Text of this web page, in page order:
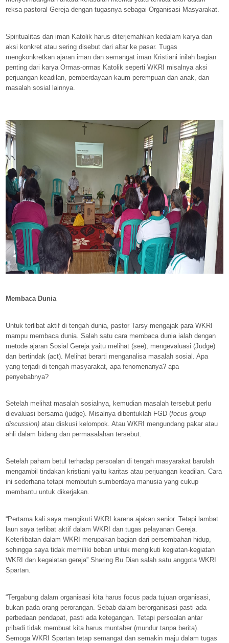
reksa pastoral Gereja dengan tugasnya sebagai Organisasi Masyarakat.
Spiritualitas dan iman Katolik harus diterjemahkan kedalam karya dan
aksi konkret atau sering disebut dari altar ke pasar. Tugas
mengkonkretkan ajaran iman dan semangat iman Kristiani inilah bagian
penting dari karya Ormas-ormas Katolik seperti WKRI misalnya aksi
perjuangan keadilan, pemberdayaan kaum perempuan dan anak, dan
masalah sosial lainnya.
Membaca Dunia
Untuk terlibat aktif di tengah dunia, pastor Tarsy mengajak para WKRI
mampu membaca dunia. Salah satu cara membaca dunia ialah dengan
metode ajaran Sosial Gereja yaitu melihat (see), mengevaluasi (Judge)
dan bertindak (act). Melihat berarti menganalisa masalah sosial. Apa
yang terjadi di tengah masyarakat, apa fenomenanya? apa
penyebabnya?
Setelah melihat masalah sosialnya, kemudian masalah tersebut perlu
dievaluasi bersama (judge). Misalnya dibentuklah FGD (focus group
discussion) atau diskusi kelompok. Atau WKRI mengundang pakar atau
ahli dalam bidang dan permasalahan tersebut.
Setelah paham betul terhadap persoalan di tengah masyarakat barulah
mengambil tindakan kristiani yaitu karitas atau perjuangan keadilan. Cara
ini sederhana tetapi membutuh sumberdaya manusia yang cukup
membantu untuk dikerjakan.
“Pertama kali saya mengikuti WKRI karena ajakan senior. Tetapi lambat
laun saya terlibat aktif dalam WKRI dan tugas pelayanan Gereja.
Keterlibatan dalam WKRI merupakan bagian dari persembahan hidup,
sehingga saya tidak memiliki beban untuk mengikuti kegiatan-kegiatan
WKRI dan kegaiatan gereja” Sharing Bu Dian salah satu anggota WKRI
Spartan.
“Tergabung dalam organisasi kita harus focus pada tujuan organisasi,
bukan pada orang perorangan. Sebab dalam berorganisasi pasti ada
perbedaan pendapat, pasti ada ketegangan. Tetapi persoalan antar
pribadi tidak membuat kita harus muntaber (mundur tanpa berita).
Semoga WKRI Spartan tetap semangat dan semakin maju dalam tugas